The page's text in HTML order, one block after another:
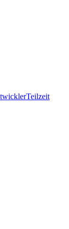
Teilzeit